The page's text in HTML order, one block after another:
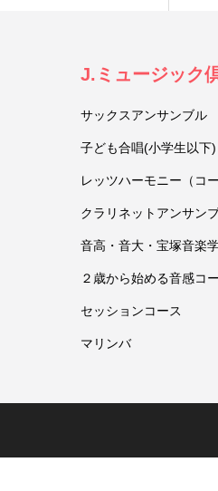
J.ミュージック
サックスアンサンブル
子ども合唱(小学生以下)
レッツハーモニー（コ
クラリネットアンサン
音高・音大・宝塚音楽
２歳から始める音感コ
セッションコース
マリンバ